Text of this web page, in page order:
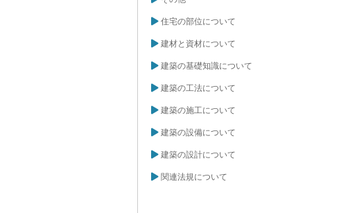
住宅の部位について
建材と資材について
建築の基礎知識について
建築の工法について
建築の施工について
建築の設備について
建築の設計について
関連法規について